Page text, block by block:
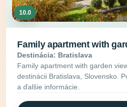
10.0
Family apartment with
Destinácia: Bratislava
Family apartment with garden
destinácii Bratislava, Slovensko.
a ďalšie informácie.